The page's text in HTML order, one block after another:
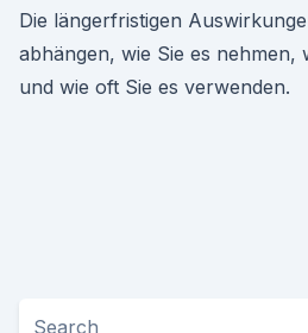
Die längerfristigen
abhängen, wie Sie es nehmen,
und wie oft Sie es verwenden.